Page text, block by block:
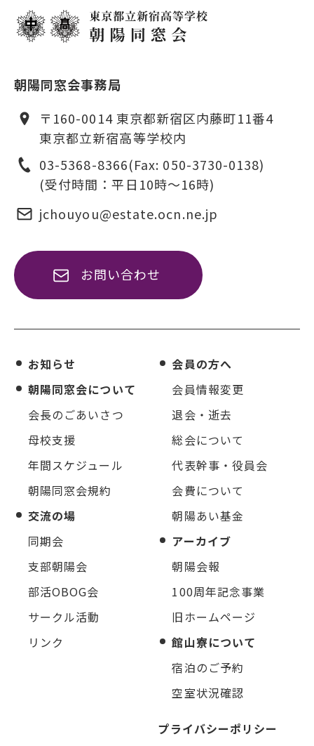
朝陽同窓会事務局
〒160-0014 東京都新宿区内藤町11番4
東京都立新宿高等学校内
03-5368-8366(Fax: 050-3730-0138)
(受付時間：平日10時〜16時)
jchouyou@estate.ocn.ne.jp
お問い合わせ
お知らせ
朝陽同窓会について
会長のごあいさつ
母校支援
年間スケジュール
朝陽同窓会規約
交流の場
同期会
支部朝陽会
部活OBOG会
サークル活動
リンク
会員の方へ
会員情報変更
退会・逝去
総会について
代表幹事・役員会
会費について
朝陽あい基金
アーカイブ
朝陽会報
100周年記念事業
旧ホームページ
館山寮について
宿泊のご予約
空室状況確認
プライバシーポリシー